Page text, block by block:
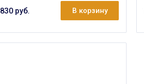
830 руб. В корзину